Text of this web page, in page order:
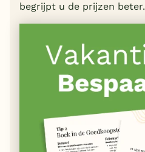
begrijpt u de prijzen beter.